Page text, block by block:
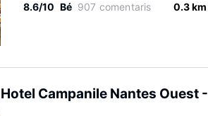
8.6/10 Bé 907 comentaris 0.3 km
Hotel Campanile Nantes Ouest